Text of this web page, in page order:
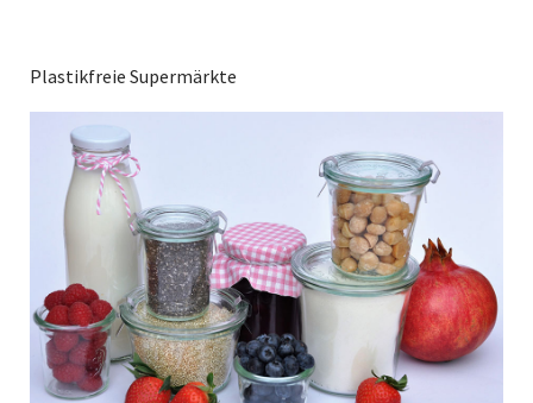
Plastikfreie Supermärkte